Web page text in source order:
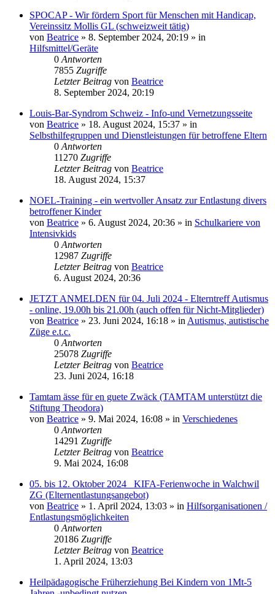
SPOCAP - Wir fördern Sport für Menschen mit Handicap,
Vereinssitz Mollis GL (schweizweit tätig)
von Beatrice » 8. September 2024, 20:19 » in
Hilfsmittel/Geräte
0 Antworten
7855 Zugriffe
Letzter Beitrag von Beatrice
8. September 2024, 20:19
Louis-Bar-Syndrom Schweiz - Info-und Vernetzungsseite
von Beatrice » 18. August 2024, 15:37 » in
Selbsthilfegruppen und Dienstleistungen für betroffene Eltern
0 Antworten
11270 Zugriffe
Letzter Beitrag von Beatrice
18. August 2024, 15:37
NOEL-Training - ein wertvoller Ansatz zur Entlastung divers
betroffener Kinder
von Beatrice » 6. August 2024, 20:36 » in Schulkariere von
Intensivkids
0 Antworten
12987 Zugriffe
Letzter Beitrag von Beatrice
6. August 2024, 20:36
JETZT ANMELDEN für 04. Juli 2024 - Elterntreff Autismus
- online, 19.00h bis 21.00h (auch offen für Nicht-Mitglieder)
von Beatrice » 23. Juni 2024, 16:18 » in Autismus, autistische
Züge e.t.c.
0 Antworten
25078 Zugriffe
Letzter Beitrag von Beatrice
23. Juni 2024, 16:18
Tamtam ässe für en guete Zwäck (TAMTAM unterstützt die
Stiftung Theodora)
von Beatrice » 9. Mai 2024, 16:08 » in Verschiedenes
0 Antworten
14291 Zugriffe
Letzter Beitrag von Beatrice
9. Mai 2024, 16:08
05. bis 12. Oktober 2024 _KIFA-Ferienwoche in Walchwil
ZG (Elternentlastungsangebot)
von Beatrice » 1. April 2024, 13:03 » in Hilfsorganisationen /
Entlastungsmöglichkeiten
0 Antworten
20186 Zugriffe
Letzter Beitrag von Beatrice
1. April 2024, 13:03
Heilpädagogische Früherziehung Bei Kindern von 1Mt-5